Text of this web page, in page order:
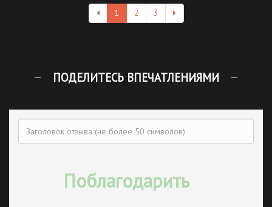
1 2 3
ПОДЕЛИТЕСЬ ВПЕЧАТЛЕНИЯМИ
Поблагодарить